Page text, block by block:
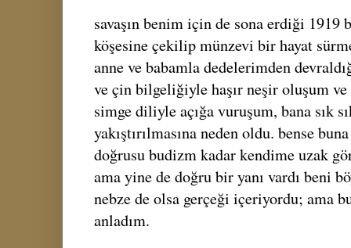
savaşın benim için de sona erdiği 1919
köşesine çekilip münzevi bir hayat
anne ve babamla dedelerimden
ve çin bilgeliğiyle haşır neşir oluşum ve
simge diliyle açığa vuruşum, bana sık
yakıştırılmasına neden oldu. bense
doğrusu budizm kadar kendime uzak
ama yine de doğru bir yanı vardı beni
nebze de olsa gerçeği içeriyordu; ama
anladım.